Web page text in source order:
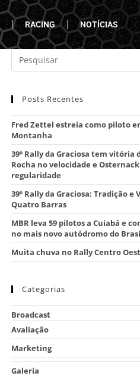
RACING NOTÍCIAS
Posts Recentes
Fred Zettel estreia como piloto
Montanha
39º Rally da Graciosa tem vitória
Rocha no velocidade e
regularidade
39º Rally da Graciosa: Tradição e
Quatro Barras
MBR leva 59 pilotos a Cuiabá e
no mais novo autódromo do
Muita chuva no Rally Centro
Categorias
Broadcast
Avaliação
Marketing
Galeria